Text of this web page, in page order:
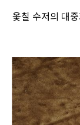
옻칠 수저의 대